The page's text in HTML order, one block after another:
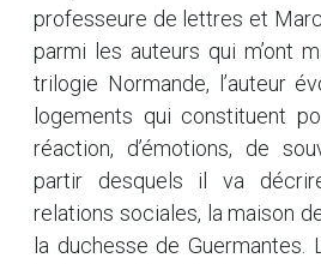
professeure de lettres et
parmi les auteurs qui m’ont
trilogie Normande, l’auteur
logements qui constituent
réaction, d’émotions, de
partir desquels il va
relations sociales, la maison
la duchesse de Guermantes.